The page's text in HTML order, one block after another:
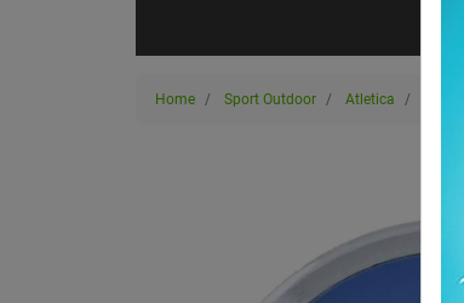
Home Sport Outdoor Atletica